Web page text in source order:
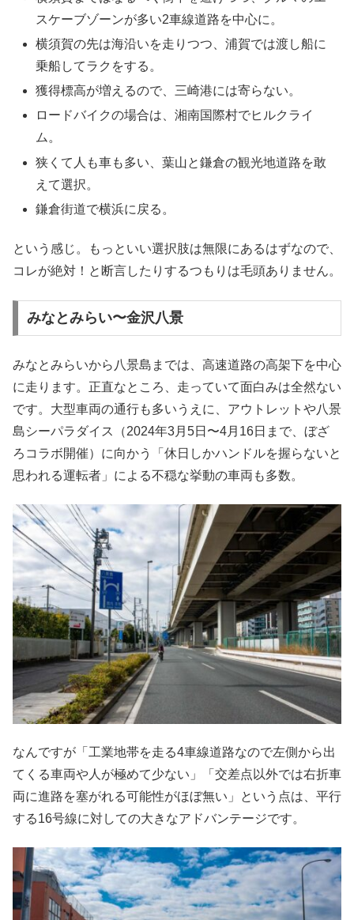
スケーブゾーンが多い2車線道路を中心に。
横須賀の先は海沿いを走りつつ、浦賀では渡し船に
乗船してラクをする。
獲得標高が増えるので、三崎港には寄らない。
ロードバイクの場合は、湘南国際村でヒルクライ
ム。
狭くて人も車も多い、葉山と鎌倉の観光地道路を敢
えて選択。
鎌倉街道で横浜に戻る。
という感じ。もっといい選択肢は無限にあるはずなので、
コレが絶対！と断言したりするつもりは毛頭ありません。
みなとみらい〜金沢八景
みなとみらいから八景島までは、高速道路の高架下を中心
に走ります。正直なところ、走っていて面白みは全然ない
です。大型車両の通行も多いうえに、アウトレットや八景
島シーパラダイス（2024年3月5日〜4月16日まで、ぼざ
ろコラボ開催）に向かう「休日しかハンドルを握らないと
思われる運転者」による不穏な挙動の車両も多数。
なんですが「工業地帯を走る4車線道路なので左側から出
てくる車両や人が極めて少ない」「交差点以外では右折車
両に進路を塞がれる可能性がほぼ無い」という点は、平行
する16号線に対しての大きなアドバンテージです。